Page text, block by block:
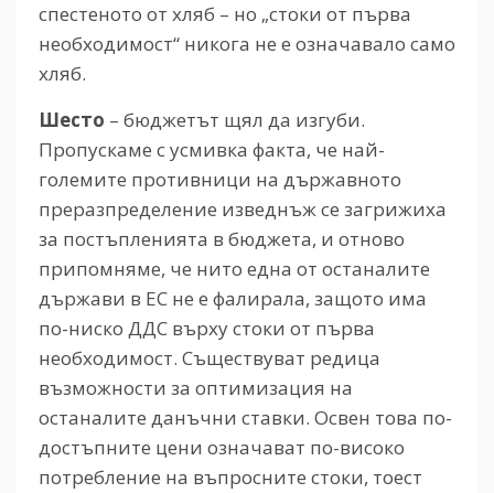
спестеното от хляб – но „стоки от първа
необходимост“ никога не е означавало само
хляб.
Шесто – бюджетът щял да изгуби.
Пропускаме с усмивка факта, че най-
големите противници на държавното
преразпределение изведнъж се загрижиха
за постъпленията в бюджета, и отново
припомняме, че нито една от останалите
държави в ЕС не е фалирала, защото има
по-ниско ДДС върху стоки от първа
необходимост. Съществуват редица
възможности за оптимизация на
останалите данъчни ставки. Освен това по-
достъпните цени означават по-високо
потребление на въпросните стоки, тоест